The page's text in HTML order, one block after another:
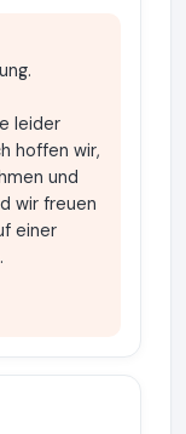
leider
hoffen wir,
und
wir freuen
einer